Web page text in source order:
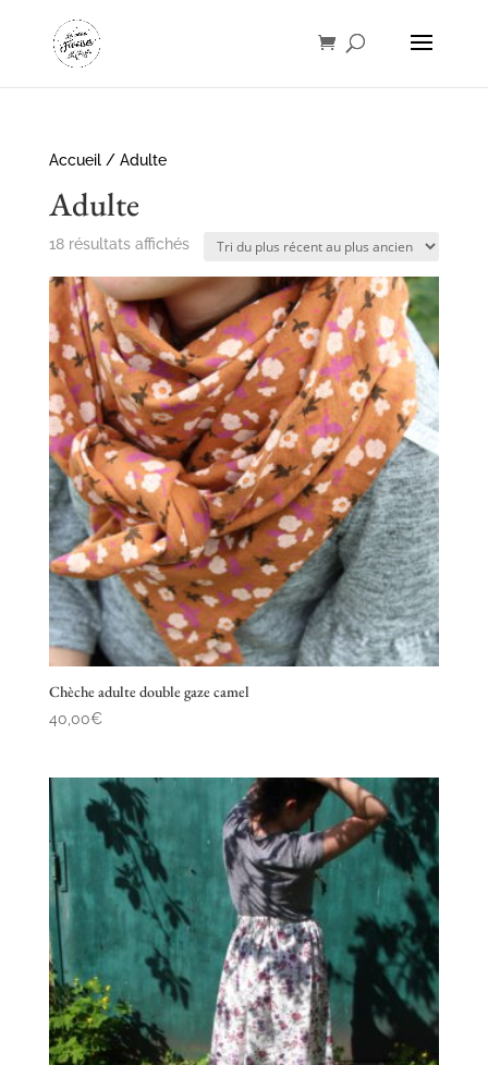
Accueil/ Adulte
Adulte
18 résultats affichésTrié
plus
récent
au
plus
ancien
Chèche adulte double gaze camel
40,00€